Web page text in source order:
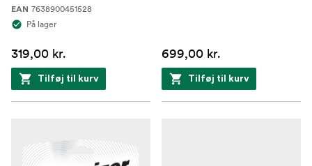
EAN 7638900451528
På lager
319,00 kr.
Tilføj til kurv
699,00 kr.
Tilføj til kurv